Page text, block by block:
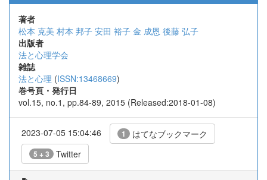
著者
松本 克美 村本 邦子 安田 裕子 金 成恩 後藤 弘子
出版者
法と心理学会
雑誌
法と心理 (ISSN:13468669)
巻号頁・発行日
vol.15, no.1, pp.84-89, 2015 (Released:2018-01-08)
2023-07-05 15:04:46 1 はてなブックマーク
5 + 3 Twitter